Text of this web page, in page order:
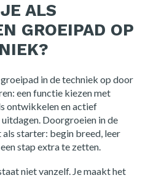
ALS
GROEIPAD OP
in de techniek op door
een functie kiezen met
ontwikkelen en actief
Doorgroeien in de
als starter: begin breed, leer
stap extra te zetten.
niet vanzelf. Je maakt het